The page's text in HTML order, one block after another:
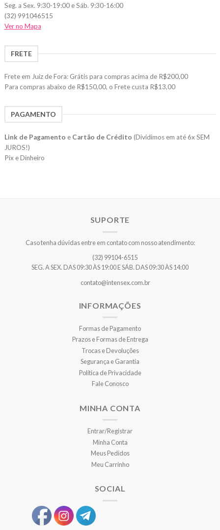
Seg. a Sex. 9:30-19:00 e Sáb. 9:30-16:00
(32) 991046515
Ver no Mapa
FRETE
Frete em Juiz de Fora: Grátis para compras acima de R$200,00
Para compras abaixo de R$150,00, o Frete custa R$13,00
PAGAMENTO
Link de Pagamento e Cartão de Crédito (Dividimos em até 6x SEM
JUROS!)
Pix e Dinheiro
SUPORTE
Caso tenha dúvidas entre em contato com nosso atendimento:
(32) 99104-6515
SEG. A SEX. DAS 09:30 ÀS 19:00 E SÁB. DAS 09:30 ÀS 14:00
contato@intensex.com.br
INFORMAÇÕES
Formas de Pagamento
Prazos e Formas de Entrega
Trocas e Devoluções
Segurança e Garantia
Política de Privacidade
Fale Conosco
MINHA CONTA
Entrar/Registrar
Minha Conta
Meus Pedidos
Meu Carrinho
SOCIAL